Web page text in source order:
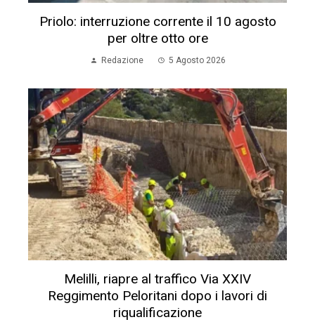
Priolo: interruzione corrente il 10 agosto
per oltre otto ore
Redazione 5 Agosto 2026
Melilli, riapre al traffico Via XXIV
Reggimento Peloritani dopo i lavori di
riqualificazione